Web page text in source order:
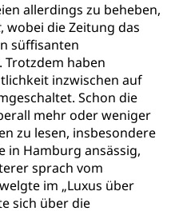
allerdings zu beheben,
, wobei die Zeitung das
süffisanten
haben
inzwischen auf
Schon die
mehr oder weniger
zu lesen, insbesondere
in Hamburg ansässig,
sprach vom
im „Luxus über
sich über die